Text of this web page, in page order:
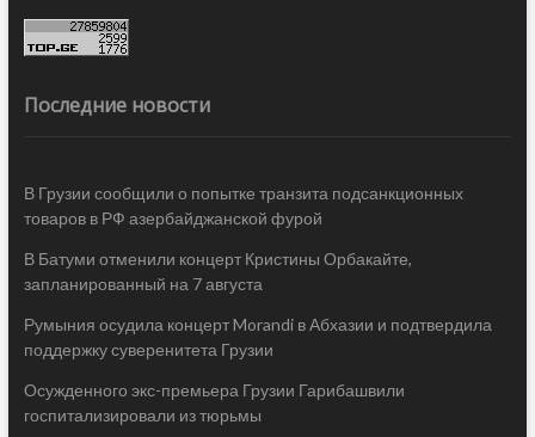
Последние новости
В Грузии сообщили о попытке транзита подсанкционных
товаров в РФ азербайджанской фурой
В Батуми отменили концерт Кристины Орбакайте,
запланированный на 7 августа
Румыния осудила концерт Morandi в Абхазии и подтвердила
поддержку суверенитета Грузии
Осужденного экс-премьера Грузии Гарибашвили
госпитализировали из тюрьмы